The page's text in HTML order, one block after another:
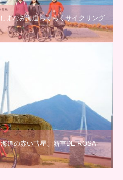
まなみ海道らくらくサイクリング
道の赤い彗星、新車DE ROSA